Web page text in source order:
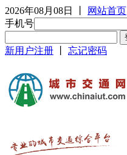
2026年08月08日 网站首页
手机号
新用户注册 忘记密码